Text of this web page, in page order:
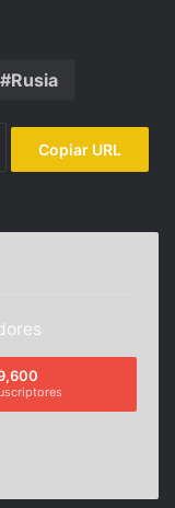
Rusia
Copiar URL